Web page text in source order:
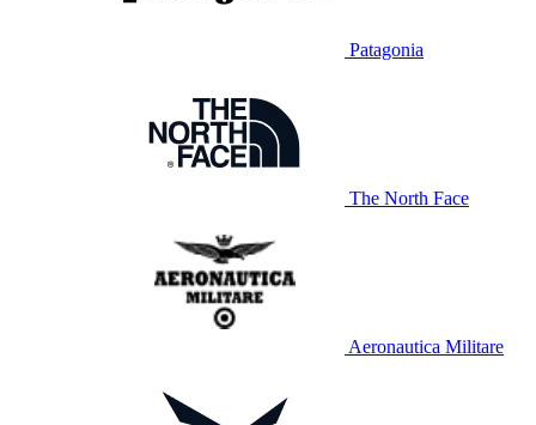
Patagonia
The North Face
Aeronautica Militare